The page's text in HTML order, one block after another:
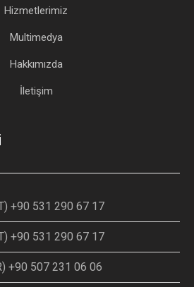
Hizmetlerimiz
Multimedya
Hakkımızda
İletişim
+90 531 290 67 17
+90 531 290 67 17
+90 507 231 06 06